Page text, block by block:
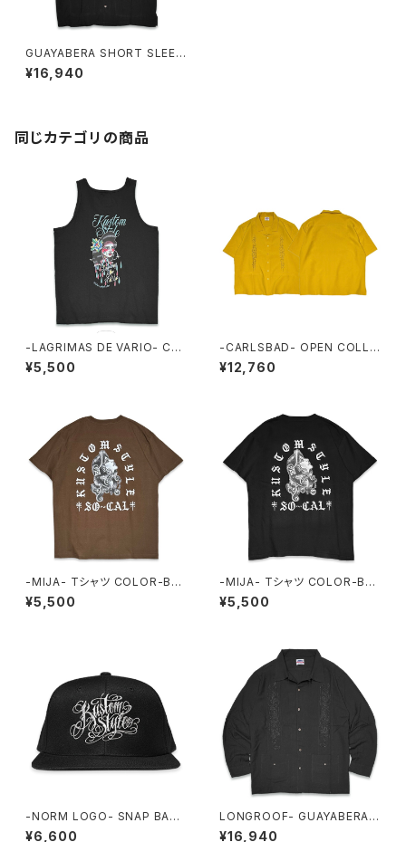
GUAYABERA SHORT SLEEV
E SHIRTS グァジャベーラシャ
ツ
¥16,940
同じカテゴリの商品
-LAGRIMAS DE VARIO- CO
TTON TANK TOP タンクトッ
プ
¥5,500
-CARLSBAD- OPEN COLLA
R SHORT SLEEVE SHIRTS
¥12,760
-MIJA- Tシャツ COLOR-BR
OWN
¥5,500
-MIJA- Tシャツ COLOR-BLA
CK
¥5,500
-NORM LOGO- SNAP BACK
CAP COLOR: BLACK
¥6,600
LONGROOF- GUAYABERA L
ONG SLEEVE SHIRTS
¥16,940